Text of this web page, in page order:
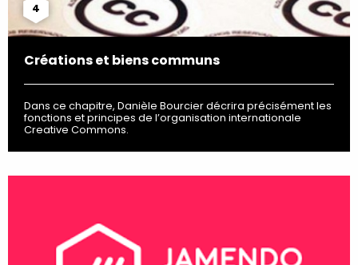
4
Créations et biens communs
Dans ce chapitre, Danièle Bourcier décrira précisément les
fonctions et principes de l’organisation internationale
Creative Commons.